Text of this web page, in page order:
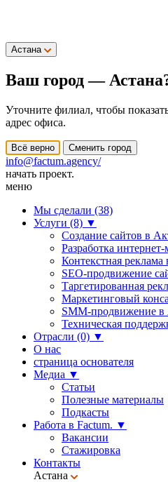
Астана
Ваш город — Астана
Уточните филиал, чтобы
адрес офиса.
Всё верно Сменить город
info@factum.agency/
начать проект.
меню
Мы сделали (38)
Услуги (8) ▼
Создание сайтов в
Разработка
Контекстная реклама
SEO-продвижение
Таргетированная
Маркетинговый
SMM-продвижение в
Техническая
Отрасли (0) ▼
О нас
страница основателя
Медиа ▼
Статьи
Полезные материалы
Подкасты
Работа в Factum. ▼
Вакансии
Стажировка
Контакты
Астана